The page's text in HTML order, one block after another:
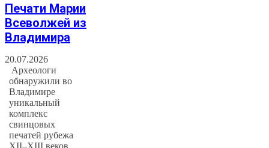
Печати Марии
Всеволжей из
Владимира
20.07.2026
Археологи
обнаружили во
Владимире
уникальный
комплекс
свинцовых
печатей рубежа